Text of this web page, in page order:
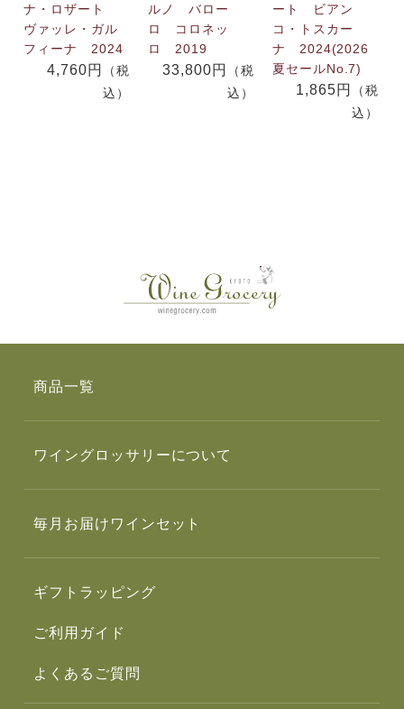
ナ・ロザート
ヴァッレ・ガル
フィーナ 2024
4,760円
（税
込）
ルノ バロー
ロ コロネッ
ロ 2019
33,800円
（税
込）
ート ビアン
コ・トスカー
ナ 2024(2026
夏セールNo.7)
1,865円
（税
込）
商品一覧
ワイングロッサリーについて
毎月お届けワインセット
ギフトラッピング
ご利用ガイド
よくあるご質問